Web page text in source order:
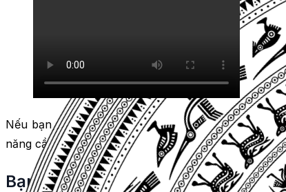
Nếu bạn đang có những câu hỏi này, thì bạn đã
năng cần có khi thiết kế website đọc truyện tranh,
Bạn muốn thu hút những người